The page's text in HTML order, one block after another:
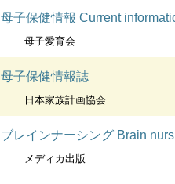
母子保健情報 Current
母子愛育会
母子保健情報誌
日本家族計画協会
ブレインナーシング Brain
メディカ出版